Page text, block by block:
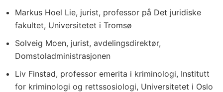
Markus Hoel Lie, jurist, professor på Det juridiske
fakultet, Universitetet i Tromsø
Solveig Moen, jurist, avdelingsdirektør,
Domstoladministrasjonen
Liv Finstad, professor emerita i kriminologi, Institutt
for kriminologi og rettssosiologi, Universitetet i Oslo